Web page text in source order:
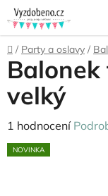
Přejít
na
obsah
Domů
/ Party a oslavy /
Balonek
velký
Průměrné
hodnocení
1 hodnocení
NOVINKA